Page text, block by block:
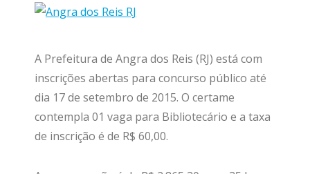
A Prefeitura de Angra dos Reis (RJ) está com
inscrições abertas para concurso público até
dia 17 de setembro de 2015. O certame
contempla 01 vaga para Bibliotecário e a taxa
de inscrição é de R$ 60,00.